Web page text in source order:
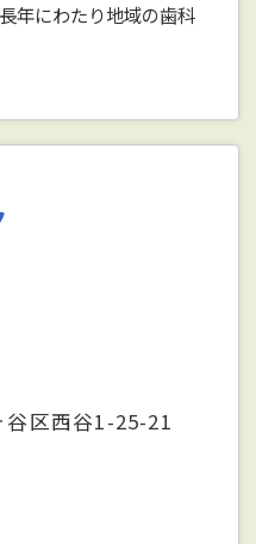
年にわたり地域の歯科
区西谷1-25-21